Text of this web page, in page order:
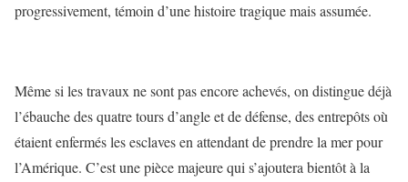
progressivement, témoin d’une histoire tragique mais assumée.
Même si les travaux ne sont pas encore achevés, on distingue déjà
l’ébauche des quatre tours d’angle et de défense, des entrepôts où
étaient enfermés les esclaves en attendant de prendre la mer pour
l’Amérique. C’est une pièce majeure qui s’ajoutera bientôt à la